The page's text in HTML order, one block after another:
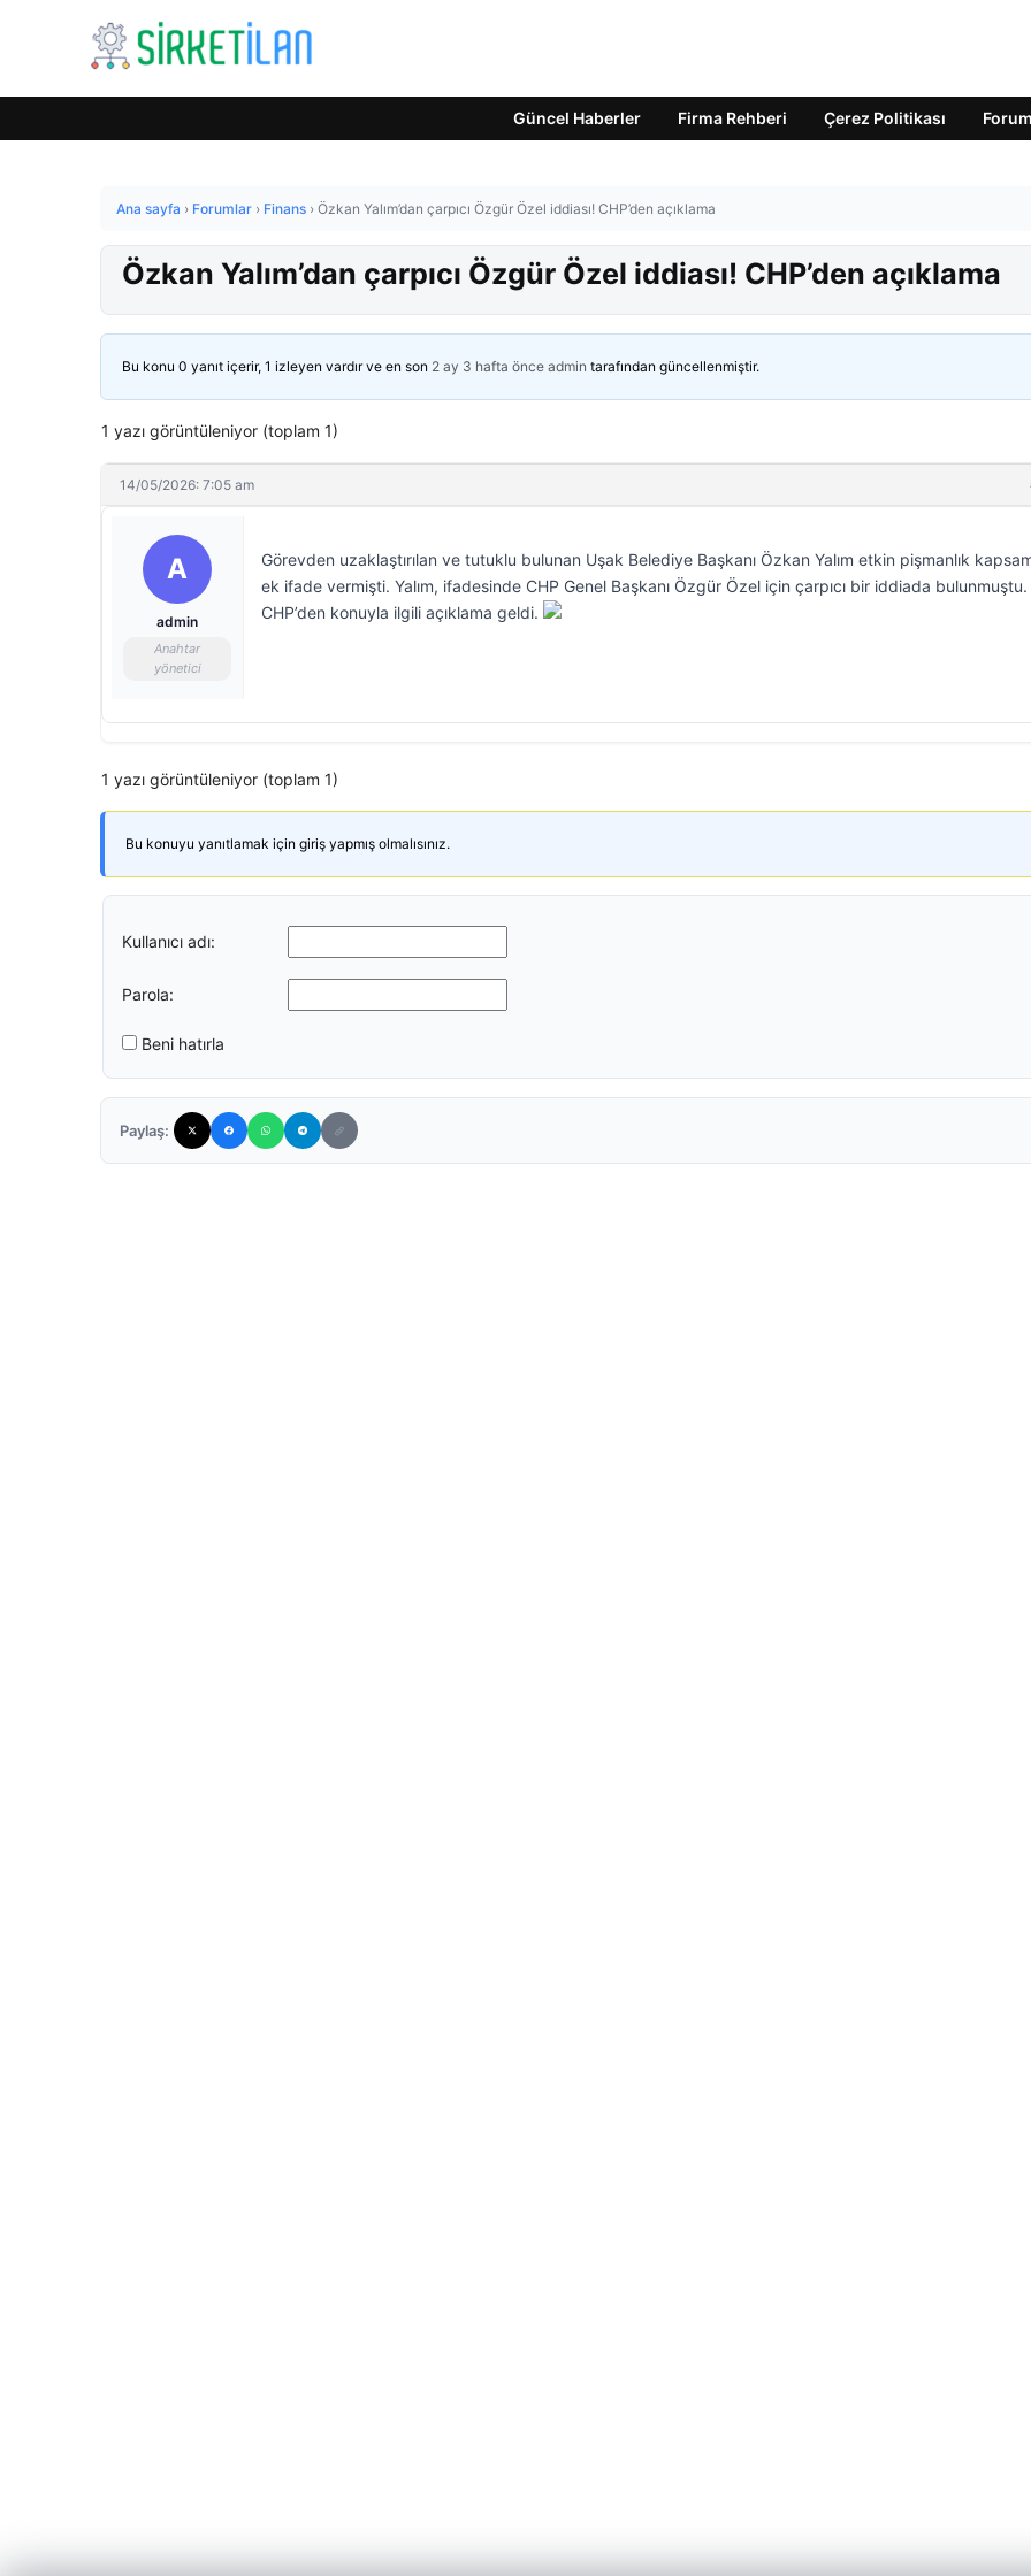
Güncel Haberler Firma Rehberi Çerez Politikası Forum
Ana sayfa › Forumlar › Finans › Özkan Yalım’dan çarpıcı Özgür Özel iddiası! CHP’den açıklama
Özkan Yalım’dan çarpıcı Özgür Özel iddiası! CHP’den açıklama
Bu konu 0 yanıt içerir, 1 izleyen vardır ve en son 2 ay 3 hafta önce admin tarafından güncellenmiştir.
1 yazı görüntüleniyor (toplam 1)
14/05/2026: 7:05 am
A
admin
Anahtar
yönetici
Görevden uzaklaştırılan ve tutuklu bulunan Uşak Belediye Başkanı Özkan Yalım etkin pişmanlık
ek ifade vermişti. Yalım, ifadesinde CHP Genel Başkanı Özgür Özel için çarpıcı bir iddiada bulunmuştu.
CHP’den konuyla ilgili açıklama geldi.
1 yazı görüntüleniyor (toplam 1)
Bu konuyu yanıtlamak için giriş yapmış olmalısınız.
Kullanıcı adı:
Parola:
Beni hatırla
Paylaş: